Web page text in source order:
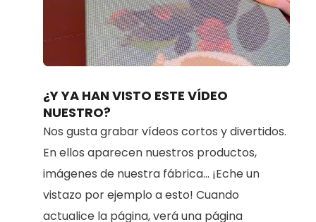
Unmute Loaded:
90.34%
¿Y YA HAN VISTO ESTE VÍDEO
NUESTRO?
Nos gusta grabar vídeos cortos y divertidos.
En ellos aparecen nuestros productos,
imágenes de nuestra fábrica... ¡Eche un
vistazo por ejemplo a esto! Cuando
actualice la página, verá una página